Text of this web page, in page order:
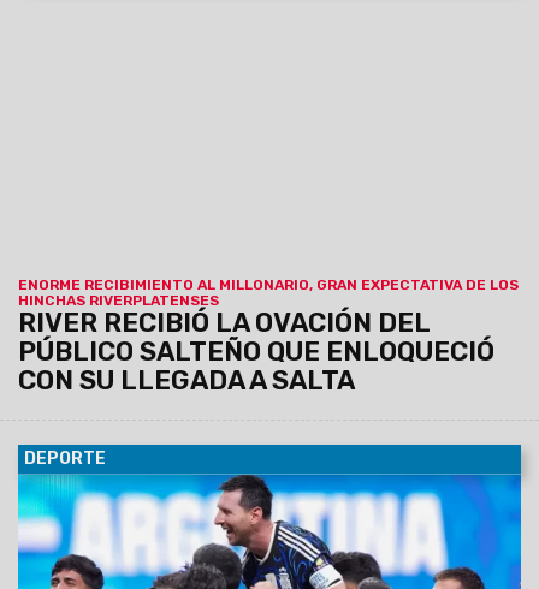
ENORME RECIBIMIENTO AL MILLONARIO, GRAN EXPECTATIVA DE LOS
HINCHAS RIVERPLATENSES
RIVER RECIBIÓ LA OVACIÓN DEL
PÚBLICO SALTEÑO QUE ENLOQUECIÓ
CON SU LLEGADA A SALTA
DEPORTE
16/07/2026 En un partido electrizante, jugó y luchó por
millones y se regaló un triunfo para toda la vida; ahora
espera España, para coronar un Mundial inolvidable.